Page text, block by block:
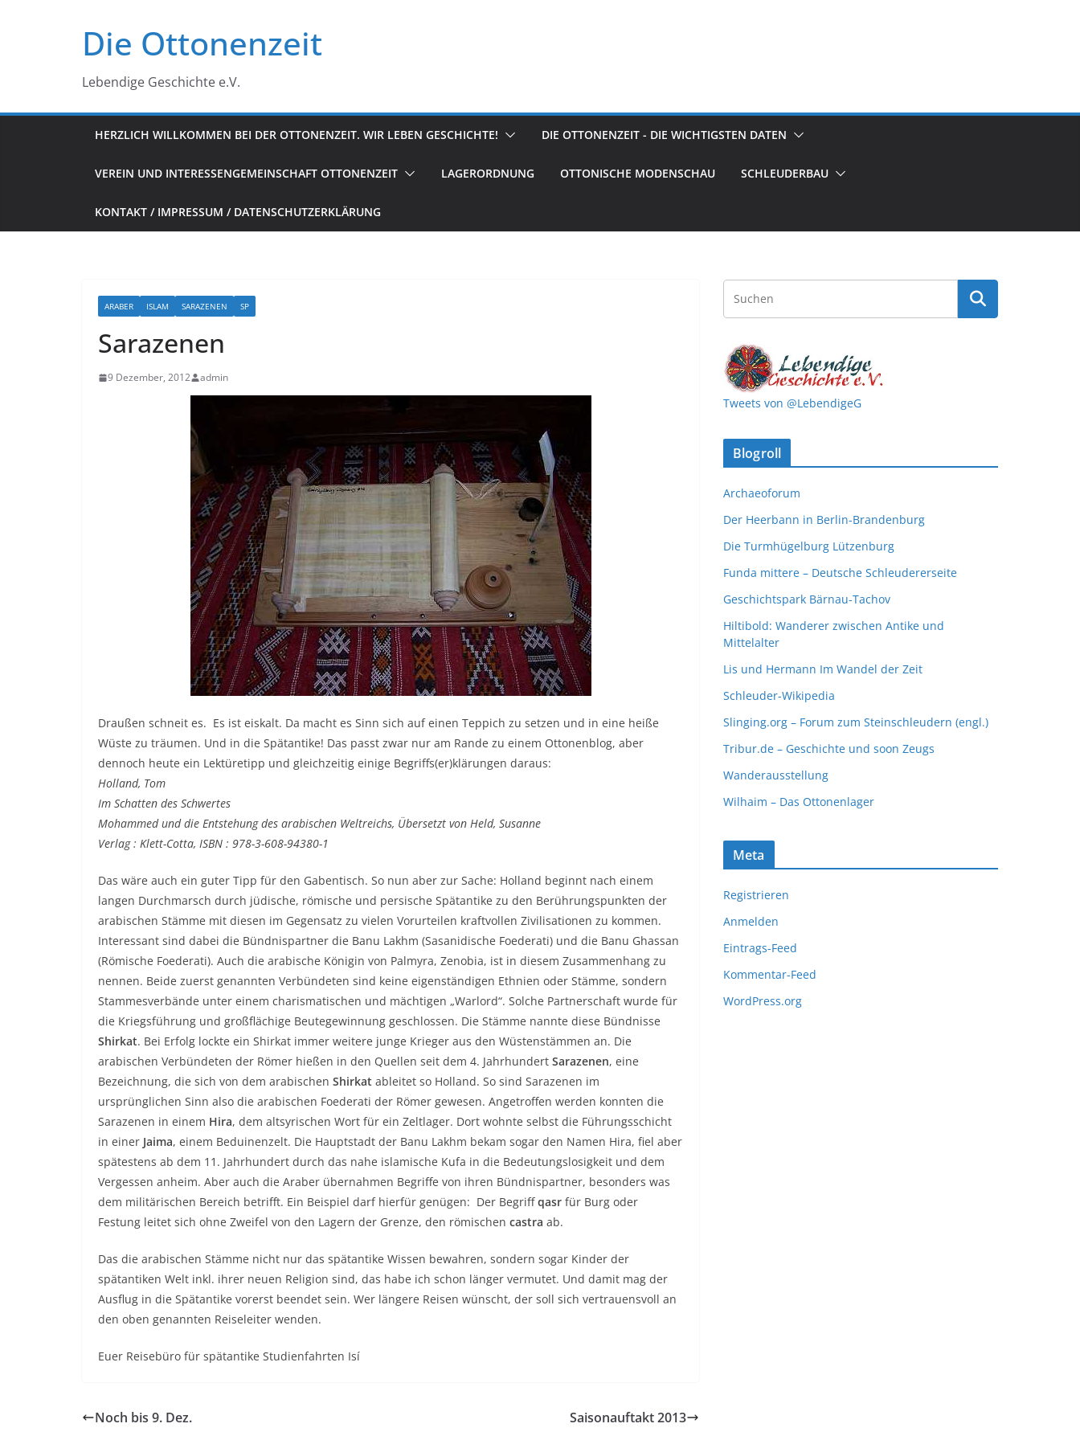
Die Ottonenzeit
Lebendige Geschichte e.V.
HERZLICH WILLKOMMEN BEI DER OTTONENZEIT. WIR LEBEN GESCHICHTE! DIE OTTONENZEIT - DIE WICHTIGSTEN DATEN
VEREIN UND INTERESSENGEMEINSCHAFT OTTONENZEIT LAGERORDNUNG OTTONISCHE MODENSCHAU SCHLEUDERBAU
KONTAKT / IMPRESSUM / DATENSCHUTZERKLÄRUNG
ARABER ISLAM SARAZENEN SP
Sarazenen
9 Dezember, 2012 admin
Draußen schneit es. Es ist eiskalt. Da macht es Sinn sich auf einen Teppich zu setzen und in eine heiße
Wüste zu träumen. Und in die Spätantike! Das passt zwar nur am Rande zu einem Ottonenblog, aber
dennoch heute ein Lektüretipp und gleichzeitig einige Begriffs(er)klärungen daraus:
Holland, Tom
Im Schatten des Schwertes
Mohammed und die Entstehung des arabischen Weltreichs, Übersetzt von Held, Susanne
Verlag : Klett-Cotta, ISBN : 978-3-608-94380-1
Das wäre auch ein guter Tipp für den Gabentisch. So nun aber zur Sache: Holland beginnt nach einem
langen Durchmarsch durch jüdische, römische und persische Spätantike zu den Berührungspunkten der
arabischen Stämme mit diesen im Gegensatz zu vielen Vorurteilen kraftvollen Zivilisationen zu kommen.
Interessant sind dabei die Bündnispartner die Banu Lakhm (Sasanidische Foederati) und die Banu Ghassan
(Römische Foederati). Auch die arabische Königin von Palmyra, Zenobia, ist in diesem Zusammenhang zu
nennen. Beide zuerst genannten Verbündeten sind keine eigenständigen Ethnien oder Stämme, sondern
Stammesverbände unter einem charismatischen und mächtigen „Warlord“. Solche Partnerschaft wurde für
die Kriegsführung und großflächige Beutegewinnung geschlossen. Die Stämme nannte diese Bündnisse
Shirkat. Bei Erfolg lockte ein Shirkat immer weitere junge Krieger aus den Wüstenstämmen an. Die
arabischen Verbündeten der Römer hießen in den Quellen seit dem 4. Jahrhundert Sarazenen, eine
Bezeichnung, die sich von dem arabischen Shirkat ableitet so Holland. So sind Sarazenen im
ursprünglichen Sinn also die arabischen Foederati der Römer gewesen. Angetroffen werden konnten die
Sarazenen in einem Hira, dem altsyrischen Wort für ein Zeltlager. Dort wohnte selbst die Führungsschicht
in einer Jaima, einem Beduinenzelt. Die Hauptstadt der Banu Lakhm bekam sogar den Namen Hira, fiel aber
spätestens ab dem 11. Jahrhundert durch das nahe islamische Kufa in die Bedeutungslosigkeit und dem
Vergessen anheim. Aber auch die Araber übernahmen Begriffe von ihren Bündnispartner, besonders was
dem militärischen Bereich betrifft. Ein Beispiel darf hierfür genügen: Der Begriffqasr für Burg oder
Festung leitet sich ohne Zweifel von den Lagern der Grenze, den römischen castra ab.
Das die arabischen Stämme nicht nur das spätantike Wissen bewahren, sondern sogar Kinder der
spätantiken Welt inkl. ihrer neuen Religion sind, das habe ich schon länger vermutet. Und damit mag der
Ausflug in die Spätantike vorerst beendet sein. Wer längere Reisen wünscht, der soll sich vertrauensvoll an
den oben genannten Reiseleiter wenden.
Euer Reisebüro für spätantike Studienfahrten Isí
Noch bis 9. Dez. Saisonauftakt 2013
Tweets von @LebendigeG
Blogroll
Archaeoforum
Der Heerbann in Berlin-Brandenburg
Die Turmhügelburg Lützenburg
Funda mittere – Deutsche Schleudererseite
Geschichtspark Bärnau-Tachov
Hiltibold: Wanderer zwischen Antike und
Mittelalter
Lis und Hermann Im Wandel der Zeit
Schleuder-Wikipedia
Slinging.org – Forum zum Steinschleudern (engl.)
Tribur.de – Geschichte und soon Zeugs
Wanderausstellung
Wilhaim – Das Ottonenlager
Meta
Registrieren
Anmelden
Eintrags-Feed
Kommentar-Feed
WordPress.org